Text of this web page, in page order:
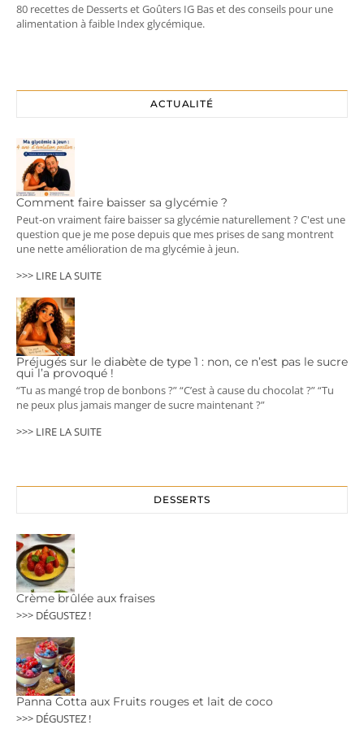
80 recettes de Desserts et Goûters IG Bas et des conseils pour une
alimentation à faible Index glycémique.
ACTUALITÉ
Comment faire baisser sa glycémie ?
Peut-on vraiment faire baisser sa glycémie naturellement ? C'est une
question que je me pose depuis que mes prises de sang montrent
une nette amélioration de ma glycémie à jeun.
>>> LIRE LA SUITE
Préjugés sur le diabète de type 1 : non, ce n’est pas le sucre
qui l’a provoqué !
“Tu as mangé trop de bonbons ?” “C’est à cause du chocolat ?” “Tu
ne peux plus jamais manger de sucre maintenant ?”
>>> LIRE LA SUITE
DESSERTS
Crème brûlée aux fraises
>>> DÉGUSTEZ !
Panna Cotta aux Fruits rouges et lait de coco
>>> DÉGUSTEZ !